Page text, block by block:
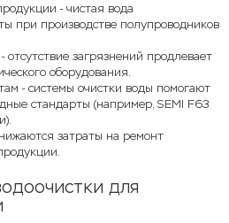
- чистая вода
при производстве полупроводников
загрязнений продлевает
оборудования.
- системы очистки воды помогают
стандарты (например, SEMI F63
затраты на ремонт
для